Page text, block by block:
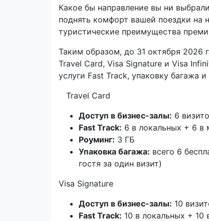
Какое бы направление вы ни
поднять комфорт вашей поездки на
туристические преимущества
Таким образом, до 31 октября 2026
Travel Card, Visa Signature и Visa
услуги Fast Track, упаковку багажа
Travel Card
Доступ в бизнес-залы: 6
Fast Track: 6 в локальных + 6 в
Роуминг: 3 ГБ
Упаковка багажа: всего 6
гостя за один визит)
Visa Signature
Доступ в бизнес-залы: 10
Fast Track: 10 в локальных +